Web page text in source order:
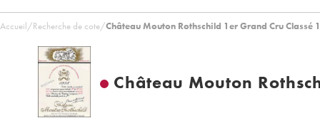
Accueil/Recherche de cote/Château Mouton Rothschild 1er Grand Cru Classé
Château Mouton